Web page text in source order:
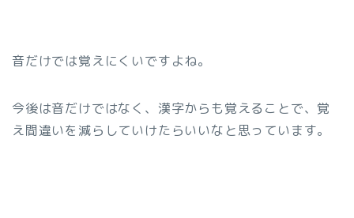
音だけでは覚えにくいですよね。
今後は音だけではなく、漢字からも覚えることで、覚
え間違いを減らしていけたらいいなと思っています。